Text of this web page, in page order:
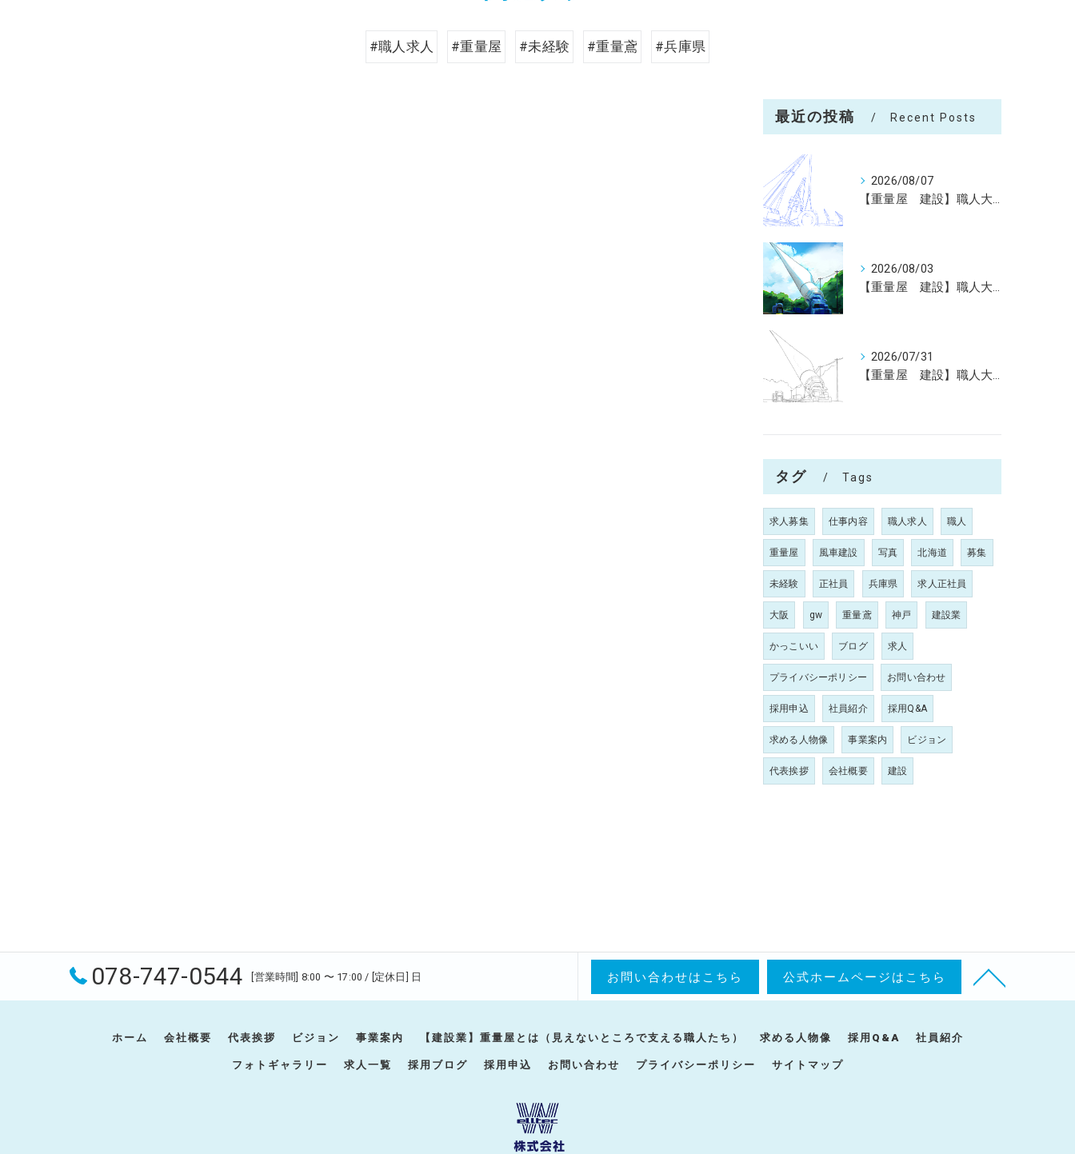
#職人求人 #重量屋 #未経験 #重量鳶 #兵庫県
最近の投稿 Recent Posts
2026/08/07
【重量屋 建設】職人大募集（未経験大歓迎）神戸～全国へ
2026/08/03
【重量屋 建設】職人大募集（未経験大歓迎）神戸～全国へ
2026/07/31
【重量屋 建設】職人大募集（未経験大歓迎）神戸～全国へ
タグ Tags
求人募集 仕事内容 職人求人 職人
重量屋 風車建設 写真 北海道 募集
未経験 正社員 兵庫県 求人正社員
大阪 gw 重量鳶 神戸 建設業
かっこいい ブログ 求人
プライバシーポリシー お問い合わせ
採用申込 社員紹介 採用Q&A
求める人物像 事業案内 ビジョン
代表挨拶 会社概要 建設
078-747-0544 [営業時間] 8:00 〜 17:00 / [定休日] 日 お問い合わせはこちら 公式ホームページはこちら
ホーム 会社概要 代表挨拶 ビジョン 事業案内 【建設業】重量屋とは（見えないところで支える職人たち） 求める人物像 採用Q&A 社員紹介
フォトギャラリー 求人一覧 採用ブログ 採用申込 お問い合わせ プライバシーポリシー サイトマップ